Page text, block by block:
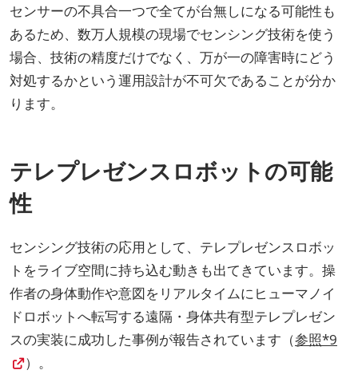
センサーの不具合一つで全てが台無しになる可能性も
あるため、数万人規模の現場でセンシング技術を使う
場合、技術の精度だけでなく、万が一の障害時にどう
対処するかという運用設計が不可欠であることが分か
ります。
テレプレゼンスロボットの可能
性
センシング技術の応用として、テレプレゼンスロボッ
トをライブ空間に持ち込む動きも出てきています。操
作者の身体動作や意図をリアルタイムにヒューマノイ
ドロボットへ転写する遠隔・身体共有型テレプレゼン
スの実装に成功した事例が報告されています（参照*9
）。